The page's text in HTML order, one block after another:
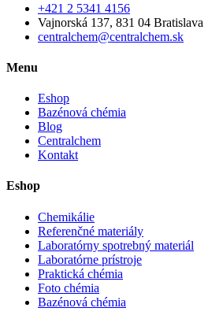
+421 2 5341 4156
Vajnorská 137, 831 04 Bratislava
centralchem@centralchem.sk
Menu
Eshop
Bazénová chémia
Blog
Centralchem
Kontakt
Eshop
Chemikálie
Referenčné materiály
Laboratórny spotrebný materiál
Laboratórne prístroje
Praktická chémia
Foto chémia
Bazénová chémia